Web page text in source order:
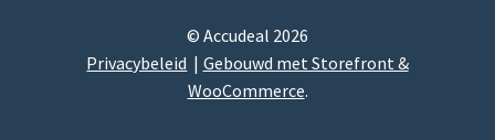
© Accudeal 2026
Privacybeleid
Gebouwd met Storefront &
WooCommerce.